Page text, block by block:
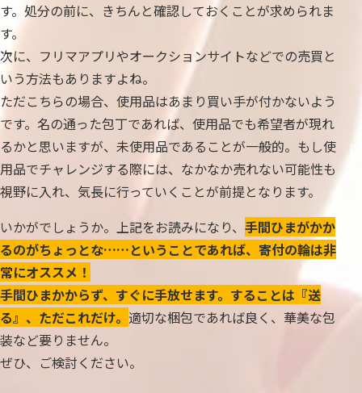
す。処分の前に、きちんと確認しておくことが求められま
す。
次に、フリマアプリやオークションサイトなどでの売買と
いう方法もありますよね。
ただこちらの場合、使用品はあまり買い手が付かないよう
です。名の通った包丁であれば、使用品でも希望者が現れ
るかと思いますが、未使用品であることが一般的。もし使
用品でチャレンジする際には、なかなか売れない可能性も
視野に入れ、気長に行っていくことが前提となります。
いかがでしょうか。上記をお読みになり、 手間ひまがかか
るのがちょっとな……ということであれば、寄付の輪は非
常にオススメ！
手間ひまかからず、すぐに手放せます。することは『送
る』、ただこれだけ。 適切な梱包であれば良く、華美な包
装など要りません。
ぜひ、ご検討ください。